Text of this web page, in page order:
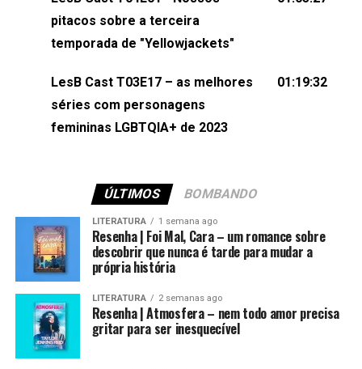
(⁠⁠⁠⁠@brunarfentanes⁠⁠⁠⁠) e Pollyelly FlorêncioEdição de
Naiady Machado
pitacos sobre a terceira
temporada de "Yellowjackets"
LesB Cast T03E17 – as melhores
séries com personagens
femininas LGBTQIA+ de 2023
01:19:32
ÚLTIMOS BOMBANDO
LITERATURA 1 semana ago
Resenha | Foi Mal, Cara – um romance sobre
descobrir que nunca é tarde para mudar a
própria história
LITERATURA 2 semanas ago
Resenha | Atmosfera – nem todo amor precisa
gritar para ser inesquecível